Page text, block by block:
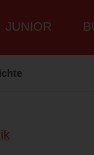
JUNIOR